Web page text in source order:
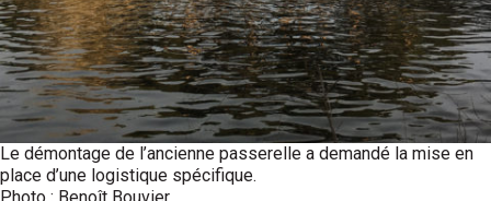
Le démontage de l’ancienne passerelle a demandé la mise en
place d’une logistique spécifique.